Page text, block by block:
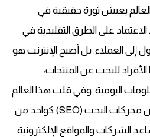
يعيش ثورة حقيقية في
على الطرق التقليدية في
إلى العملاء. بل أصبح الإنترنت هو
الأفراد للبحث عن المنتجات،
اليومية. وفي قلب هذا العالم
الرقمي المترابط، يبرز تحسين محركات البحث (SEO) كواحد من
الشركات والمواقع الإلكترونية